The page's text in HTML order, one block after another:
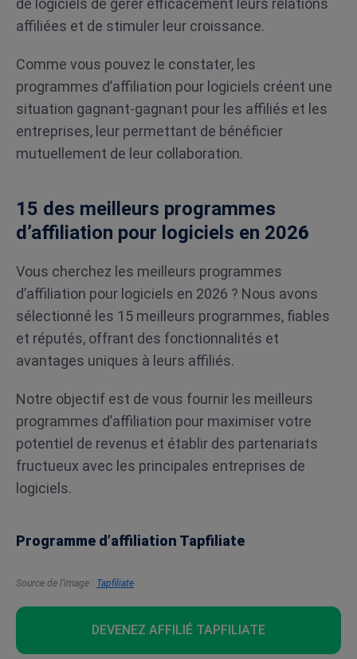
de logiciels de gérer efficacement leurs relations
affiliées et de stimuler leur croissance.
Comme vous pouvez le constater, les
programmes d’affiliation pour logiciels créent une
situation gagnant-gagnant pour les affiliés et les
entreprises, leur permettant de bénéficier
mutuellement de leur collaboration.
15 des meilleurs programmes
d’affiliation pour logiciels en 2026
Vous cherchez les meilleurs programmes
d’affiliation pour logiciels en 2026 ? Nous avons
sélectionné les 15 meilleurs programmes, fiables
et réputés, offrant des fonctionnalités et
avantages uniques à leurs affiliés.
Notre objectif est de vous fournir les meilleurs
programmes d’affiliation pour maximiser votre
potentiel de revenus et établir des partenariats
fructueux avec les principales entreprises de
logiciels.
Programme d’affiliation Tapfiliate
Source de l’image : Tapfiliate
DEVENEZ AFFILIÉ TAPFILIATE